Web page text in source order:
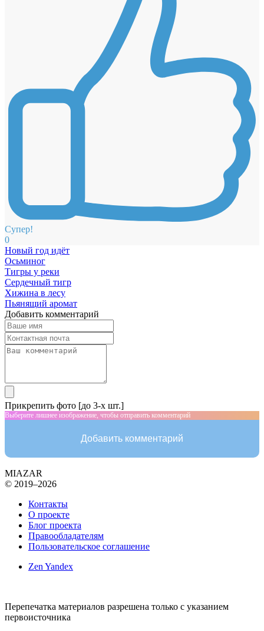
Супер!
0
Новый год идёт
Осьминог
Тигры у реки
Сердечный тигр
Хижина в лесу
Пьянящий аромат
Добавить комментарий
Прикрепить фото [до 3-х шт.]
Выберите лишнее изображение, чтобы отправить комментарий
Добавить комментарий
MIAZAR
© 2019–2026
Контакты
О проекте
Блог проекта
Правообладателям
Пользовательское соглашение
Zen Yandex
Перепечатка материалов разрешена только с указанием
первоисточника